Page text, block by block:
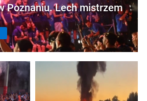
Poznaniu. Lech mistrzem